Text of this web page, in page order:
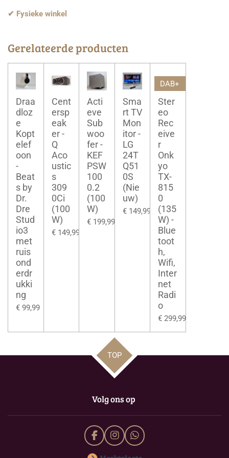
✔ Fysieke winkel
Gerelateerde producten
Draa
dloz
e
Kopt
elef
oon
-
Beat
s by
Dr.
Dre
Stud
io3
met
ruis
ond
erdr
ukki
ng
€ 99,99
Cent
ersp
eak
er -
Q
Aco
ustic
s
309
0Ci
(100
W)
€ 149,99
Acti
eve
Sub
woo
fer -
KEF
PSW
100
0.2
(100
W)
€ 199,99
Sma
rt TV
Mon
itor -
LG
24T
Q51
0S
(Nie
uw)
€ 149,99
DAB+
Ster
eo
Rec
eive
r
Onk
yo
TX-
815
0
(135
W) -
Blue
toot
h,
Wifi,
Inter
net
Radi
o
€ 299,99
TOP
Volg ons op
F
a
I
n
W
h